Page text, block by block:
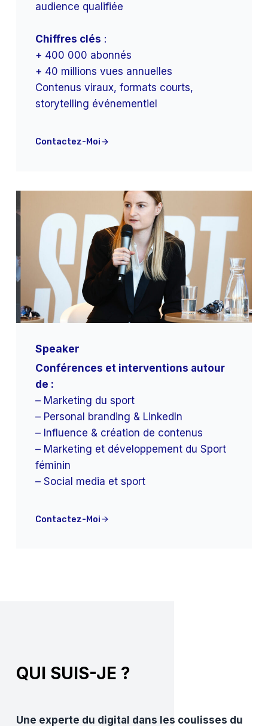
audience qualifiée
Chiffres clés :
+ 400 000 abonnés
+ 40 millions vues annuelles
Contenus viraux, formats courts,
storytelling événementiel
Contactez-Moi
Speaker
Conférences et interventions autour
de :
– Marketing du sport
– Personal branding & LinkedIn
– Influence & création de contenus
– Marketing et développement du Sport
féminin
– Social media et sport
Contactez-Moi
QUI SUIS-JE ?
Une experte du digital dans les coulisses du